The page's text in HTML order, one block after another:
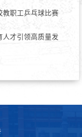
教职工乒乓球比赛
人才引领高质量发